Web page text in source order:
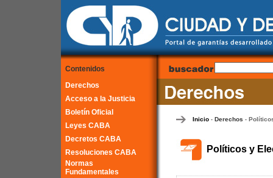
Contenidos
Derechos
Acceso a la Justicia
Boletín Oficial
Leyes CABA
Decretos CABA
Resoluciones CABA
Normas
Fundamentales
Inicio- Derechos -
Políticos y